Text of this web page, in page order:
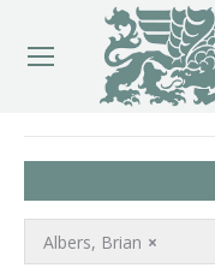
×
Albers, Brian